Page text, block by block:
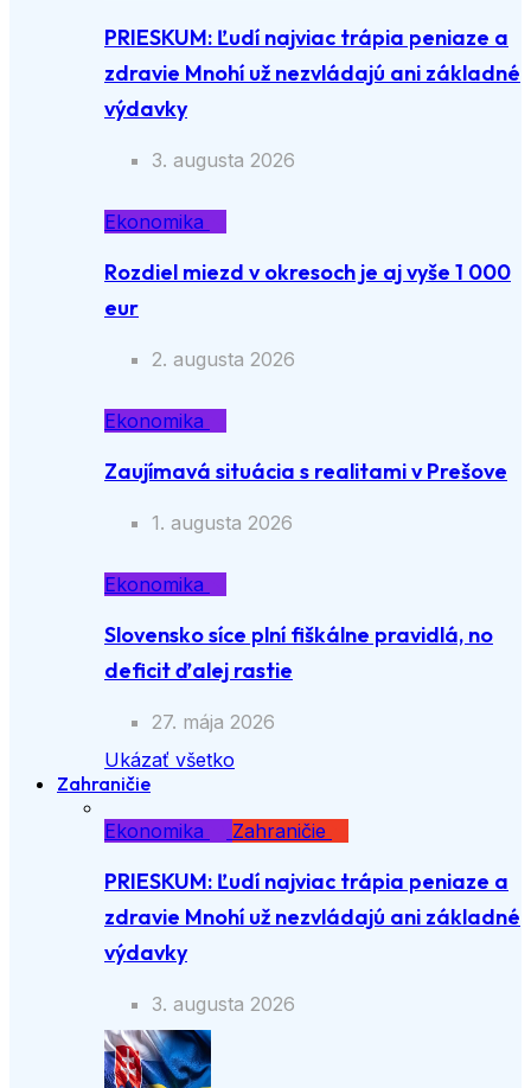
PRIESKUM: Ľudí najviac trápia peniaze a
zdravie Mnohí už nezvládajú ani základné
výdavky
3. augusta 2026
Ekonomika
Rozdiel miezd v okresoch je aj vyše 1 000
eur
2. augusta 2026
Ekonomika
Zaujímavá situácia s realitami v Prešove
1. augusta 2026
Ekonomika
Slovensko síce plní fiškálne pravidlá, no
deficit ďalej rastie
27. mája 2026
Ukázať všetko
Zahraničie
Ekonomika
Zahraničie
PRIESKUM: Ľudí najviac trápia peniaze a
zdravie Mnohí už nezvládajú ani základné
výdavky
3. augusta 2026